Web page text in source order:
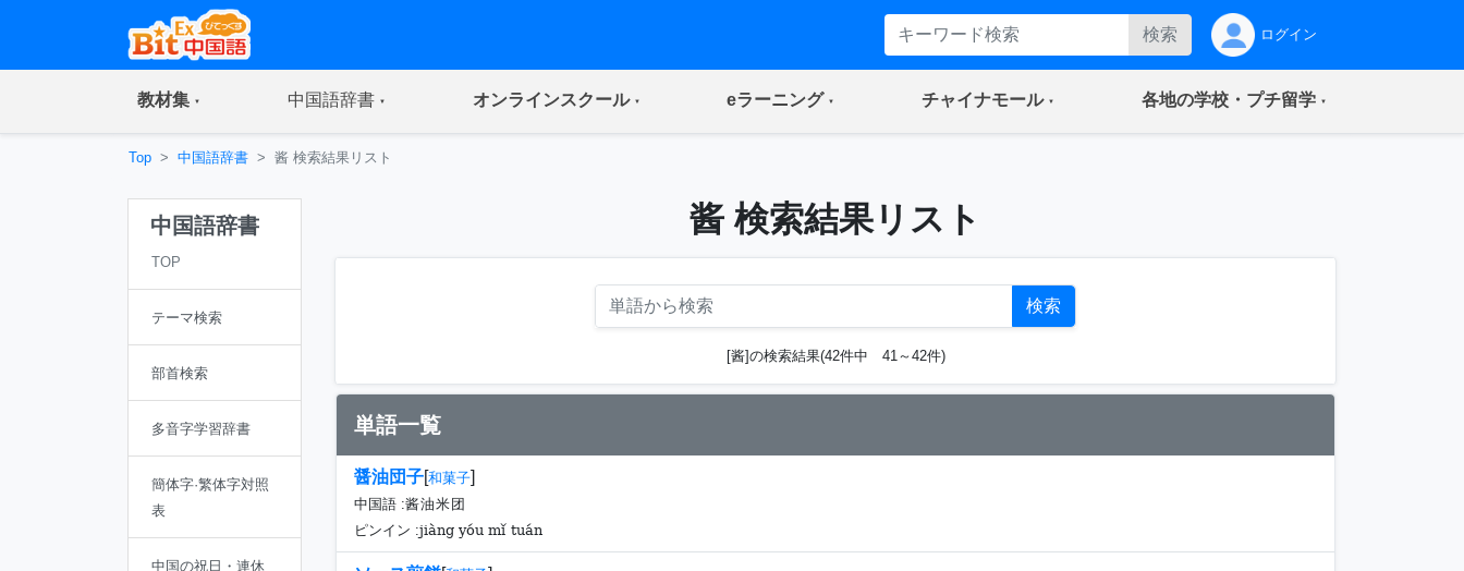
検索 ログイン
教材集(current) 中国語辞書(current) オンラインスクール(current) eラーニング(current) チャイナモール(current) 各地の学校・プチ留学(current)
Top 中国語辞書 酱 検索結果リスト
中国語辞書
TOP
テーマ検索
部首検索
多音字学習辞書
簡体字·繁体字対照
表
中国の祝日・連休
酱 検索結果リスト
検索
[酱]の検索結果(42件中 41～42件)
単語一覧
醤油団子[和菓子]
中国語 :酱油米团
ピンイン :jiàng yóu mǐ tuán